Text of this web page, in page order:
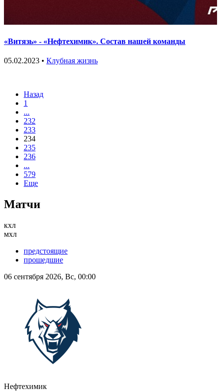
«Витязь» - «Нефтехимик». Состав нашей команды
05.02.2023 • Клубная жизнь
Назад
1
...
232
233
234
235
236
...
579
Еще
Матчи
кхл
мхл
предстоящие
прошедшие
06 сентября 2026, Вс, 00:00
Нефтехимик